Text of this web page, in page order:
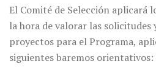
El Comité de Selección aplicará
la hora de valorar las solicitudes
proyectos para el Programa,
siguientes baremos orientativos: